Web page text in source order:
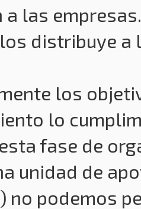
las
distribuye a
los
lo
fase de
unidad de
no podemos